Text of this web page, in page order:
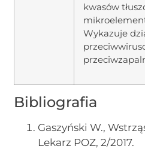
kwasów
Wykazuje
Bibliografia
Gaszyński W.,
Lekarz POZ, 2/2017.